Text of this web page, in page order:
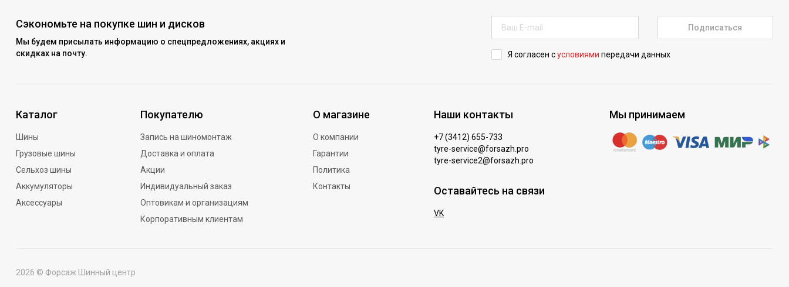
Сэкономьте на покупке шин и дисков
Мы будем присылать информацию о спецпредложениях, акциях и
скидках на почту.
Подписаться
Я согласен сусловиями передачи данных
Каталог
Шины
Грузовые шины
Сельхоз шины
Аккумуляторы
Аксессуары
Покупателю
Запись на шиномонтаж
Доставка и оплата
Акции
Индивидуальный заказ
Оптовикам и организациям
Корпоративным клиентам
О магазине
О компании
Гарантии
Политика
Контакты
Наши контакты
+7 (3412) 655-733
tyre-service@forsazh.pro
tyre-service2@forsazh.pro
Оставайтесь на связи
VK
Мы принимаем
2026 © Форсаж Шинный центр